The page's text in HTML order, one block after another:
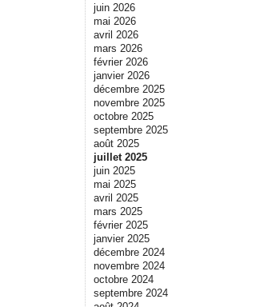
juin 2026
mai 2026
avril 2026
mars 2026
février 2026
janvier 2026
décembre 2025
novembre 2025
octobre 2025
septembre 2025
août 2025
juillet 2025
juin 2025
mai 2025
avril 2025
mars 2025
février 2025
janvier 2025
décembre 2024
novembre 2024
octobre 2024
septembre 2024